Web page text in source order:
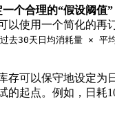
个合理的“假设阈值”
以使用一个简化的再
去30天日均消耗量 × 平
存可以保守地设定为
的起点。例如，日耗